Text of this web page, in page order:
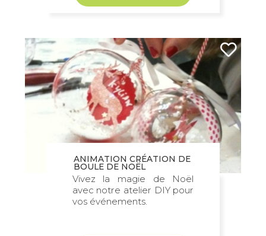
ANIMATION CRÉATION DE
BOULE DE NOËL
Vivez la magie de Noël
avec notre atelier DIY pour
vos événements.